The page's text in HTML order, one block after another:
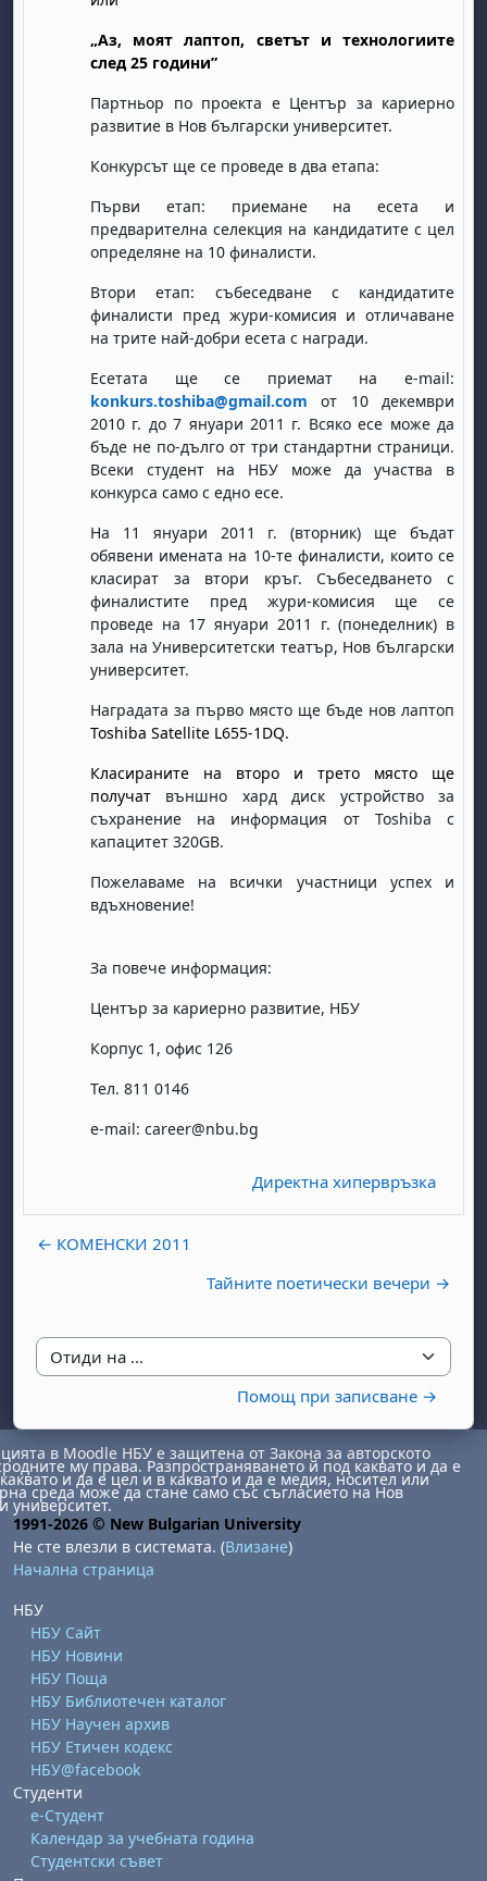
„Аз, моят лаптоп, светът и технологиите
след 25 години”
Партньор по проекта е Център за кариерно
развитие в Нов български университет.
Конкурсът ще се проведе в два етапа:
Първи етап: приемане на есета и
предварителна селекция на кандидатите с цел
определяне на 10 финалисти.
Втори етап: събеседване с кандидатите
финалисти пред жури-комисия и отличаване
на трите най-добри есета с награди.
Есетата ще се приемат на e-mail:
konkurs.toshiba@gmail.com от 10декември
2010 г. до 7 януари 2011 г. Всяко есе може да
бъде не по-дълго от три стандартни страници.
Всеки студент на НБУ може да участва в
конкурса само с едно есе.
На 1 1
януари 2011 г. (вторник) ще бъдат
обявени имената на 10-те финалисти, които се
класират за втори кръг. Събеседването с
финалистите пред жури-комисия ще се
проведе на 17 януари 2011 г. (понеделник) в
зала на Университетски театър, Нов български
университет.
Наградата за първо място ще бъде нов лаптоп
Toshiba Satellite L655-1 DQ.
Класираните на второ и трето място ще
получат външно хард диск устройство за
съхранение на информация от Toshiba с
капацитет 320GB.
Пожелаваме на всички участници успех и
вдъхновение!
За повече информация:
Център за кариерно развитие, НБУ
Корпус 1, офис 126
Тел. 811 0146
e-mail: career@nbu.bg
Директна хипервръзка
← КОМЕНСКИ 2011
Тайните поетически вечери →
Отиди на ...
Помощ при записване →
1 август
неделя, 2 август
8 август
неделя, 9 август
22 август
неделя, 23 август
29 август
неделя, 30 август
в Moodle НБУ е защитена от Закона за авторското
му права. Разпространяването й под каквато и да е
и да е цел и в каквато и да е медия, носител или
среда може да стане само със съгласието на Нов
университет.
1991-2026 © New Bulgarian University
Не сте влезли в системата. (Влизане)
Начална страница
НБУ
НБУ Сайт
НБУ Новини
НБУ Поща
НБУ Библиотечен каталог
НБУ Научен архив
НБУ Етичен кодекс
НБУ@facebook
Студенти
е-Студент
Календар за учебната година
Студентски съвет